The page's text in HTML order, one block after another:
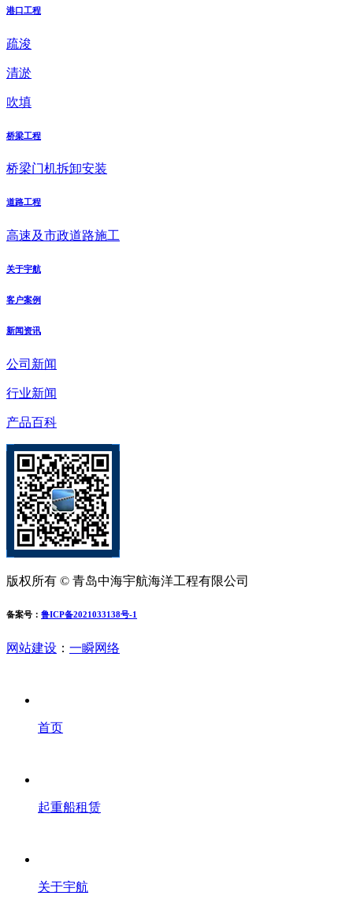
港口工程
疏浚
清淤
吹填
桥梁工程
桥梁门机拆卸安装
道路工程
高速及市政道路施工
关于宇航
客户案例
新闻资讯
公司新闻
行业新闻
产品百科
版权所有 © 青岛中海宇航海洋工程有限公司
备案号： 鲁ICP备2021033138号-1
网站建设 ： 一瞬网络
首页
起重船租赁
关于宇航